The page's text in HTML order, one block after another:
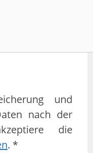
und
nach der
die
. *